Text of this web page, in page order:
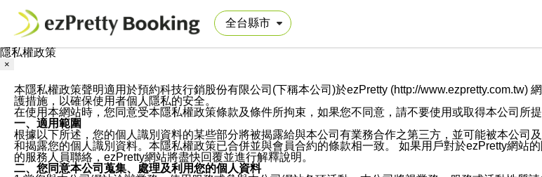
隱私權政策
×
本隱私權政策聲明適用於預約科技行銷股份有限公司(下稱本公司)於ezPretty (http://www.ezpretty.com.tw)
護措施，以確保使用者個人隱私的安全。
在使用本網站時，您同意受本隱私權政策條款及條件所拘束，如果您不同意，請不要使用或取得本公司所提
一、適用範圍
根據以下所述，您的個人識別資料的某些部分將被揭露給與本公司有業務合作之第三方，並可能被本公司
和揭露您的個人識別資料。本隱私權政策已合併並與會員合約的條款相一致。 如果用戶對於ezPretty網站
的服務人員聯絡，ezPretty網站將盡快回覆並進行解釋說明。
二、您同意本公司蒐集、處理及利用您的個人資料